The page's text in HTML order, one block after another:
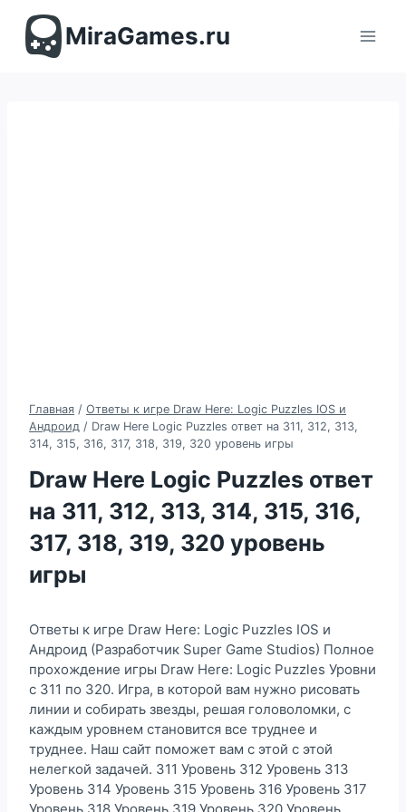
содержимомуMiraGames.ru
Главная / Ответы к игре Draw Here: Logic Puzzles IOS и
Андроид / Draw Here Logic Puzzles ответ на 311, 312, 313,
314, 315, 316, 317, 318, 319, 320 уровень игры
Draw Here Logic Puzzles ответ
на 311, 312, 313, 314, 315, 316,
317, 318, 319, 320 уровень
игры
Ответы к игре Draw Here: Logic Puzzles IOS и
Андроид (Разработчик Super Game Studios) Полное
прохождение игры Draw Here: Logic Puzzles Уровни
с 311 по 320. Игра, в которой вам нужно рисовать
линии и собирать звезды, решая головоломки, с
каждым уровнем становится все труднее и
труднее. Наш сайт поможет вам с этой с этой
нелегкой задачей. 311 Уровень 312 Уровень 313
Уровень 314 Уровень 315 Уровень 316 Уровень 317